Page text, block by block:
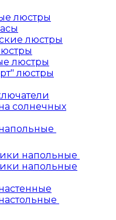
люстры
люстры
люстры
люстры
солнечных
напольные
напольные